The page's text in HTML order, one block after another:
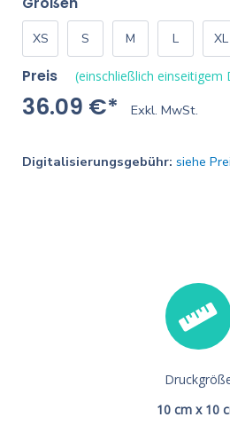
XS S M L XL
Preis (einschließlich einseitigem
36.09 €* Exkl. MwSt.
Digitalisierungsgebühr: siehe
10 cm x 10